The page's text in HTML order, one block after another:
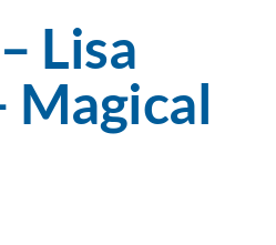
Lisa
Magical